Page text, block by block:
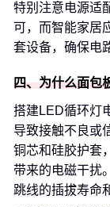
特别注意电源适
可，而智能家居
套设备，确保电
四、为什么面包
搭建LED循环灯
导致接触不良或
铜芯和硅胶护套
带来的电磁干扰
跳线的插拔寿命